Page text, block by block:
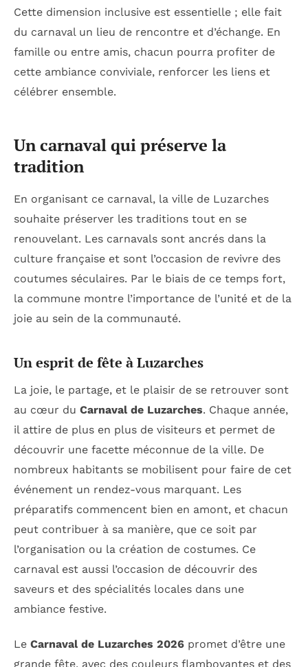
Cette dimension inclusive est essentielle ; elle fait
du carnaval un lieu de rencontre et d’échange. En
famille ou entre amis, chacun pourra profiter de
cette ambiance conviviale, renforcer les liens et
célébrer ensemble.
Un carnaval qui préserve la
tradition
En organisant ce carnaval, la ville de Luzarches
souhaite préserver les traditions tout en se
renouvelant. Les carnavals sont ancrés dans la
culture française et sont l’occasion de revivre des
coutumes séculaires. Par le biais de ce temps fort,
la commune montre l’importance de l’unité et de la
joie au sein de la communauté.
Un esprit de fête à Luzarches
La joie, le partage, et le plaisir de se retrouver sont
au cœur du Carnaval de Luzarches. Chaque année,
il attire de plus en plus de visiteurs et permet de
découvrir une facette méconnue de la ville. De
nombreux habitants se mobilisent pour faire de cet
événement un rendez-vous marquant. Les
préparatifs commencent bien en amont, et chacun
peut contribuer à sa manière, que ce soit par
l’organisation ou la création de costumes. Ce
carnaval est aussi l’occasion de découvrir des
saveurs et des spécialités locales dans une
ambiance festive.
Le Carnaval de Luzarches 2026 promet d’être une
grande fête, avec des couleurs flamboyantes et des